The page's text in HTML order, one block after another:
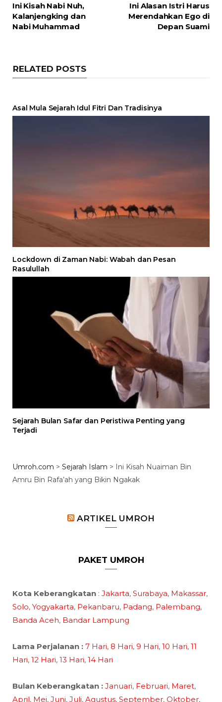
Ini Kisah Nabi Nuh,
Kalanjengking dan
Nabi Muhammad
Ini Alasan Istri Harus
Merendahkan Ego di
Depan Suami
RELATED POSTS
Asal Mula Sejarah Idul Fitri Dan Tradisinya
Lockdown di Zaman Nabi: Wabah dan Pesan
Rasulullah
Sejarah Bulan Safar dan Peristiwa Penting yang
Terjadi
Umroh.com > Sejarah Islam > Ini Kisah Nuaiman Bin
Amru Bin Rafa’ah yang Bikin Ngakak
ARTIKEL UMROH
PAKET UMROH
Kota Keberangkatan : Jakarta, Surabaya, Makassar,
Solo, Yogyakarta, Pekanbaru, Padang, Palembang,
Banda Aceh, Bandar Lampung
Lama Perjalanan : 7 Hari, 8 Hari, 9 Hari, 10 Hari, 11
Hari, 12 Hari, 13 Hari, 14 Hari
Bulan Keberangkatan : Januari, Februari, Maret,
April, Mei, Juni, Juli, Agustus, September, Oktober,